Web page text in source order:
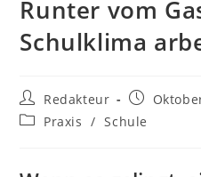
Runter vom
Schulklima
Beitrags-
Autor:
Redakteur
Beitrag
Beitrags-
Praxis / Schule